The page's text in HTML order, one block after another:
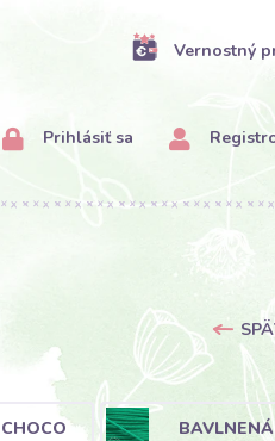
Vernostný
Prihlásiť sa